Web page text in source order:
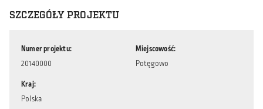
SZCZEGÓŁY PROJEKTU
Numer projektu
20140000
Kraj
Polska
Miejscowość
Potęgowo